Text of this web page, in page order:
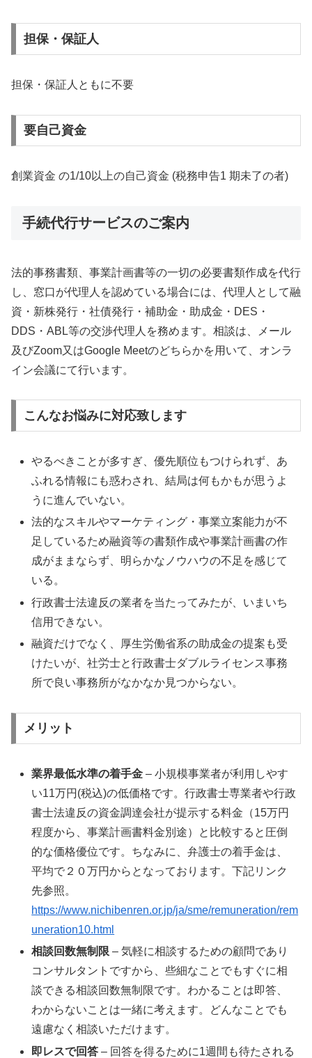
担保・保証人
担保・保証人ともに不要
要自己資金
創業資金 の1/10以上の自己資金 (税務申告1 期未了の者)
手続代行サービスのご案内
法的事務書類、事業計画書等の一切の必要書類作成を代行
し、窓口が代理人を認めている場合には、代理人として融
資・新株発行・社債発行・補助金・助成金・DES・
DDS・ABL等の交渉代理人を務めます。相談は、メール
及びZoom又はGoogle Meetのどちらかを用いて、オンラ
イン会議にて行います。
こんなお悩みに対応致します
やるべきことが多すぎ、優先順位もつけられず、あ
ふれる情報にも惑わされ、結局は何もかもが思うよ
うに進んでいない。
法的なスキルやマーケティング・事業立案能力が不
足しているため融資等の書類作成や事業計画書の作
成がままならず、明らかなノウハウの不足を感じて
いる。
行政書士法違反の業者を当たってみたが、いまいち
信用できない。
融資だけでなく、厚生労働省系の助成金の提案も受
けたいが、社労士と行政書士ダブルライセンス事務
所で良い事務所がなかなか見つからない。
メリット
業界最低水準の着手金 – 小規模事業者が利用しやす
い11万円(税込)の低価格です。行政書士専業者や行政
書士法違反の資金調達会社が提示する料金（15万円
程度から、事業計画書料金別途）と比較すると圧倒
的な価格優位です。ちなみに、弁護士の着手金は、
平均で２０万円からとなっております。下記リンク
先参照。
https://www.nichibenren.or.jp/ja/sme/remuneration/rem
uneration10.html
相談回数無制限 – 気軽に相談するための顧問であり
コンサルタントですから、些細なことでもすぐに相
談できる相談回数無制限です。わかることは即答、
わからないことは一緒に考えます。どんなことでも
遠慮なく相談いただけます。
即レスで回答 – 回答を得るために1週間も待たされる